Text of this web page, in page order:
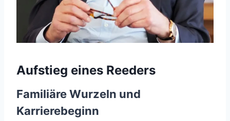
Aufstieg eines Reeders
Familiäre Wurzeln und
Karrierebeginn